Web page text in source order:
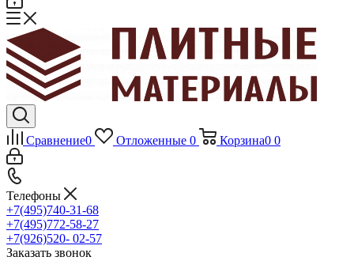
Сравнение0 Отложенные 0 Корзина0 0
Телефоны
+7(495)740-31-68
+7(495)772-58-27
+7(926)520- 02-57
Заказать звонок